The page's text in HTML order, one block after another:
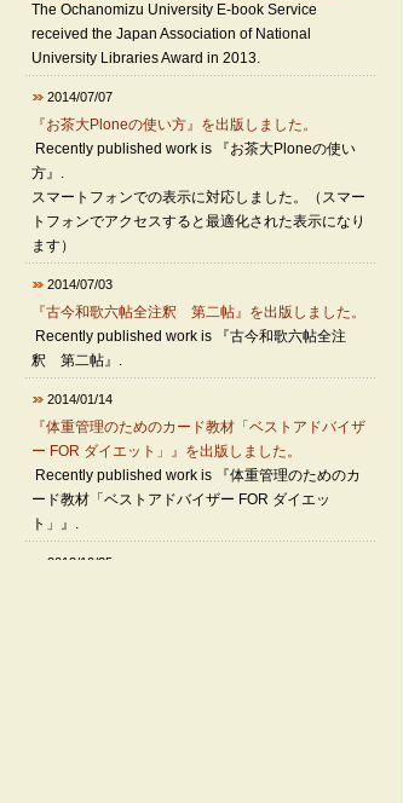
The Ochanomizu University E-book Service
received the Japan Association of National
University Libraries Award in 2013.
2014/07/07
『お茶大Ploneの使い方』を出版しました。
Recently published work is 『お茶大Ploneの使い
方』.
スマートフォンでの表示に対応しました。（スマー
トフォンでアクセスすると最適化された表示になり
ます）
2014/07/03
『古今和歌六帖全注釈 第二帖』を出版しました。
Recently published work is 『古今和歌六帖全注
釈 第二帖』.
2014/01/14
『体重管理のためのカード教材「ベストアドバイザ
ー FOR ダイエット」』を出版しました。
Recently published work is 『体重管理のためのカ
ード教材「ベストアドバイザー FOR ダイエッ
ト」』.
2013/10/25